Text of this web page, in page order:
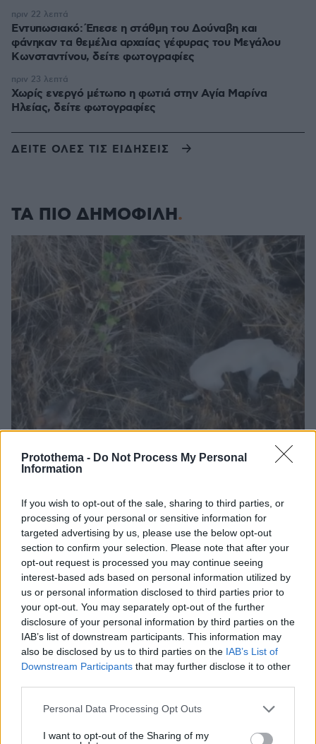
Protothema - Do Not Process My Personal
Information
If you wish to opt-out of the sale, sharing to third parties, or
processing of your personal or sensitive information for
targeted advertising by us, please use the below opt-out
section to confirm your selection. Please note that after your
opt-out request is processed you may continue seeing
interest-based ads based on personal information utilized by
us or personal information disclosed to third parties prior to
your opt-out. You may separately opt-out of the further
disclosure of your personal information by third parties on the
IAB’s list of downstream participants. This information may
also be disclosed by us to third parties on the IAB’s List of
Downstream Participants that may further disclose it to other
Please note that this website/app uses one or more Google
not limited to your visit or usage behaviour. You may click to
Personal Data Processing Opt Outs
I want to opt-out of the Sharing of my
Εντυπωσιακό: Έπεσε η στάθμη του Δούναβη και
φάνηκαν τα θεμέλια αρχαίας γέφυρας του Μεγάλου
Κωνσταντίνου, δείτε φωτογραφίες
πριν 22 λεπτά
Χωρίς ενεργό μέτωπο η φωτιά στην Aγία Μαρίνα
Ηλείας, δείτε φωτογραφίες
πριν 23 λεπτά
ΔΕΙΤΕ ΟΛΕΣ ΤΙΣ ΕΙΔΗΣΕΙΣ
ΤΑ ΠΙΟ ΔΗΜΟΦΙΛΗ
Πέθανε το άσπρο κουτάβι που συμβίωνε με αγέλη
λύκων στην Κεντρική Μακεδονία: Καλό ταξίδι
μικρέ, δείτε βίντεο
06.08.2026, 16:39